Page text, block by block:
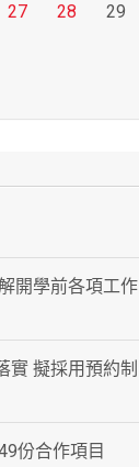
27 28
29
開學前各項工作
實 擬採用預約制
份合作項目